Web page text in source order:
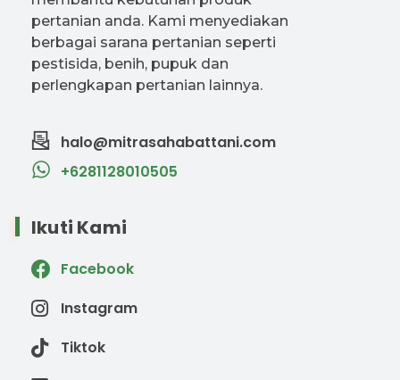
pertanian anda. Kami menyediakan
berbagai sarana pertanian seperti
pestisida, benih, pupuk dan
perlengkapan pertanian lainnya.
halo@mitrasahabattani.com
+6281128010505
Ikuti Kami
Facebook
Instagram
Tiktok